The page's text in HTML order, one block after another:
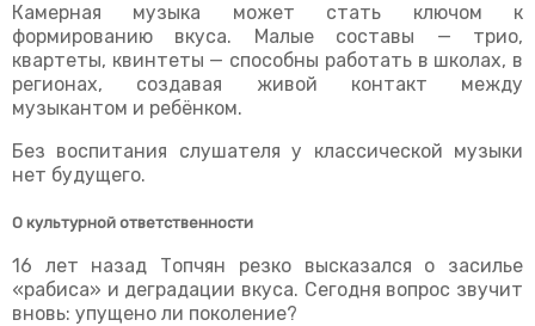
Камерная музыка может стать ключом к
формированию вкуса. Малые составы — трио,
квартеты, квинтеты — способны работать в школах, в
регионах, создавая живой контакт между
музыкантом и ребёнком.
Без воспитания слушателя у классической музыки
нет будущего.
О культурной ответственности
16 лет назад Топчян резко высказался о засилье
«рабиса» и деградации вкуса. Сегодня вопрос звучит
вновь: упущено ли поколение?